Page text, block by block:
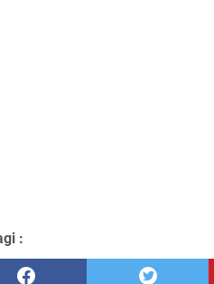
: